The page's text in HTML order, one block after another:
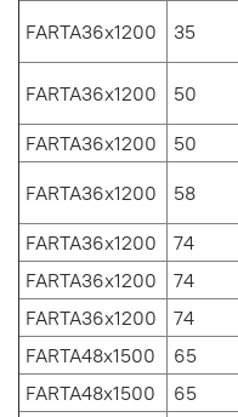
FARTA36x1200 35
FARTA36x1200 50
FARTA36x1200 50
FARTA36x1200 58
FARTA36x1200 74
FARTA36x1200
74
FARTA36x1200
74
FARTA48x1500
65
FARTA48x1500
65